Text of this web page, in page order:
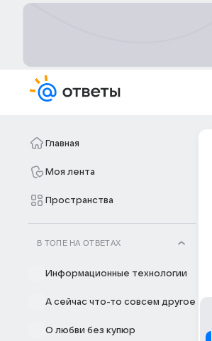
Главная
Моя лента
Пространства
В ТОПЕ НА ОТВЕТАХ
Информационные технологии
А сейчас что-то совсем другое
О любви без купюр